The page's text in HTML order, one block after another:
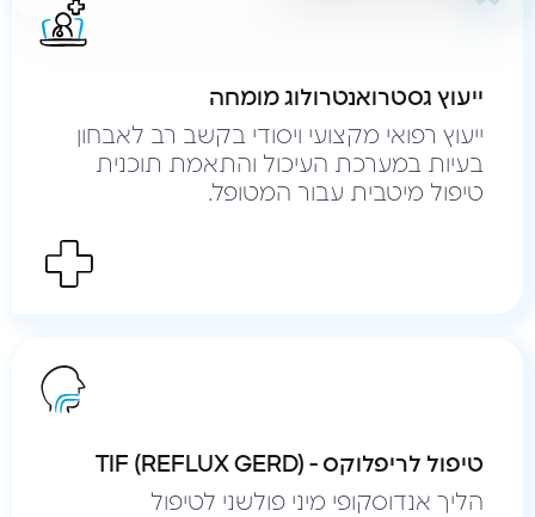
ייעוץ גסטרואנטרולוג מומחה
ייעוץ רפואי מקצועי ויסודי בקשב רב לאבחון
בעיות במערכת העיכול והתאמת תוכנית
טיפול מיטבית עבור המטופל.
טיפול לריפלוקס - TIF (REFLUX GERD)
הליך אנדוסקופי מיני פולשני לטיפול